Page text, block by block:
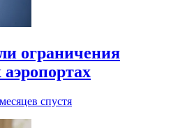
ограничения
спустя